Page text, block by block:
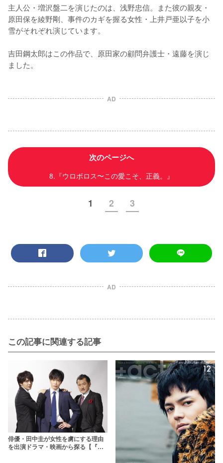
主人公・増沢盤二を演じたのは、浅野忠信。また彼の親友・
原田保を綾野剛、事件のカギを握る女性・上井戸亜以子を小
雪がそれぞれ演じています。
吉田鋼太郎はこの作品で、原田家の顧問弁護士・遠藤を演じ
AD
次のページへ
8.『ウロボロス〜この愛こそ、正義。』
1 2 3
AD
この記事に関連する記事
俳優・田中圭が女性を虜にする理由
を出演ドラマ・映画から探る【『お